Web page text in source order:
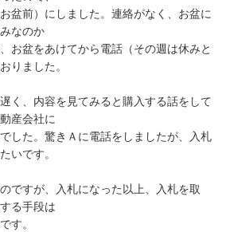
盆前）にしました。連絡がなく、お盆に
なのか
お盆をあけてから電話（その週は休みと
りました。
く、内容を見てみると購入する話をして
産会社に
した。驚きＡに電話をしましたが、入札
いです。
ですが、入札になった以上、入札を取
る手段は
す。